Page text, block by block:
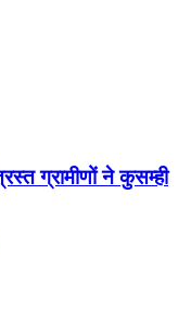
ग्रामीणों ने कुसम्ही